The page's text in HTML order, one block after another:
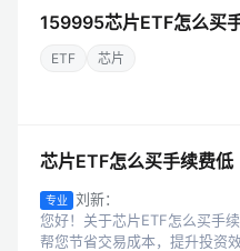
159995芯片ETF怎么买
ETF 芯片
芯片ETF怎么买手续费低
专业
刘新：
您好！关于芯片ETF怎么买手
帮您节省交易成本，提升投资